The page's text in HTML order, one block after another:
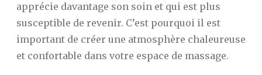
apprécie davantage son soin et qui est plus
susceptible de revenir. C’est pourquoi il est
important de créer une atmosphère chaleureuse
et confortable dans votre espace de massage.